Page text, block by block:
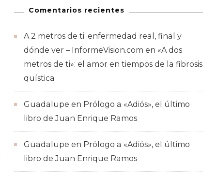
Comentarios recientes
A 2 metros de ti: enfermedad real, final y
dónde ver – InformeVision.com en «A dos
metros de ti»: el amor en tiempos de la fibrosis
quística
Guadalupe en Prólogo a «Adiós», el último
libro de Juan Enrique Ramos
Guadalupe en Prólogo a «Adiós», el último
libro de Juan Enrique Ramos